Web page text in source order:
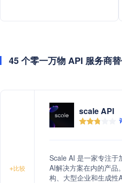
45 个零一万物 API 服务商
+比较
scale API
Scale AI 是一家专注于
AI解决方案在内的产品
构、大型企业和生成性